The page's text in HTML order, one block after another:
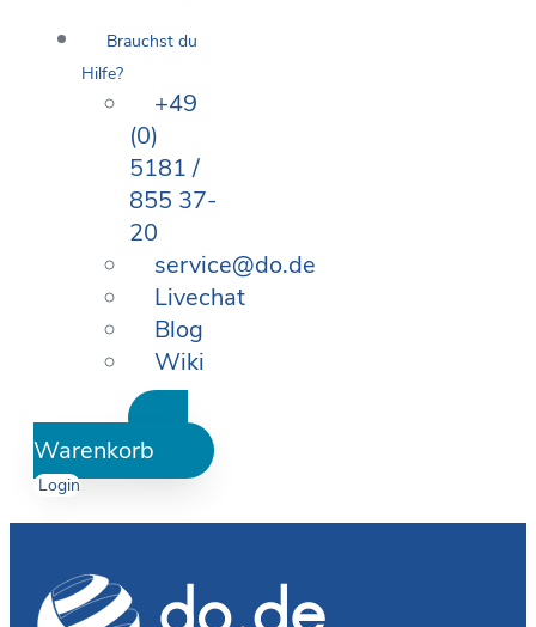
Brauchst du
Hilfe?
+49
(0)
5181 /
855 37-
20
service@do.de
Livechat
Blog
Wiki
Warenkorb
Login